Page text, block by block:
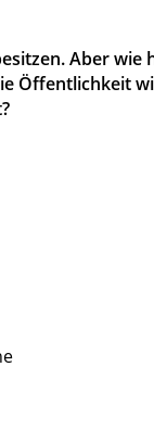
Aber wie
Öffentlichkeit